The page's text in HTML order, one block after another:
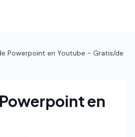
Powerpoint en Youtube - Gratis/de
en